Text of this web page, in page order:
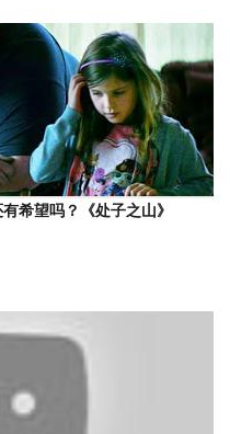
希望吗？《处子之山》